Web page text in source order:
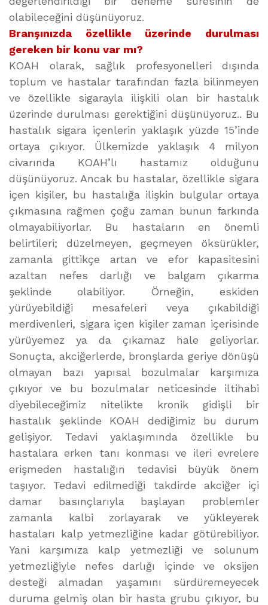
olabileceğini düşünüyoruz.
Branşınızda özellikle üzerinde durulması
gereken bir konu var mı?
KOAH olarak, sağlık profesyonelleri dışında
toplum ve hastalar tarafından fazla bilinmeyen
ve özellikle sigarayla ilişkili olan bir hastalık
üzerinde durulması gerektiğini düşünüyoruz.. Bu
hastalık sigara içenlerin yaklaşık yüzde 15’inde
ortaya çıkıyor. Ülkemizde yaklaşık 4 milyon
civarında KOAH’lı hastamız olduğunu
düşünüyoruz. Ancak bu hastalar, özellikle sigara
içen kişiler, bu hastalığa ilişkin bulgular ortaya
çıkmasına rağmen çoğu zaman bunun farkında
olmayabiliyorlar. Bu hastaların en önemli
belirtileri; düzelmeyen, geçmeyen öksürükler,
zamanla gittikçe artan ve efor kapasitesini
azaltan nefes darlığı ve balgam çıkarma
şeklinde olabiliyor. Örneğin, eskiden
yürüyebildiği mesafeleri veya çıkabildiği
merdivenleri, sigara içen kişiler zaman içerisinde
yürüyemez ya da çıkamaz hale geliyorlar.
Sonuçta, akciğerlerde, bronşlarda geriye dönüşü
olmayan bazı yapısal bozulmalar karşımıza
çıkıyor ve bu bozulmalar neticesinde iltihabi
diyebileceğimiz nitelikte kronik gidişli bir
hastalık şeklinde KOAH dediğimiz bu durum
gelişiyor. Tedavi yaklaşımında özellikle bu
hastalara erken tanı konması ve ileri evrelere
erişmeden hastalığın tedavisi büyük önem
taşıyor. Tedavi edilmediği takdirde akciğer içi
damar basınçlarıyla başlayan problemler
zamanla kalbi zorlayarak ve yükleyerek
hastaları kalp yetmezliğine kadar götürebiliyor.
Yani karşımıza kalp yetmezliği ve solunum
yetmezliğiyle nefes darlığı içinde ve oksijen
desteği almadan yaşamını sürdüremeyecek
duruma gelmiş olan bir hasta grubu çıkıyor, bu